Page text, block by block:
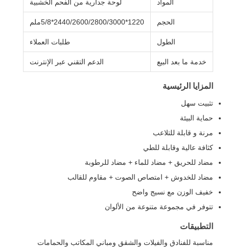
لوحة جدارية من الفحم الخشبية
الحجم 1220*2440/2600/2800/3000*5/8ملم
الطول طلبات العملاء
خدمة ما بعد البيع الدعم التقني عبر الإنترنت
المزايا الرئيسية
تثبيت سهل
حماية البيئة
مرنة و قابلة للتلاعب
كثافة عالية وقابلة للطي
مضاد للحريق + مضاد للماء + مضاد للرطوبة
مضاد للخدوش + امتصاص الصوت + مقاوم للقالب
خفيف الوزن مع نسيج واضح
تتوفر في مجموعة متنوعة من الألوان
التطبيقات
مناسبة للفنادق والفيلات والشقق ومباني المكاتب والحمامات